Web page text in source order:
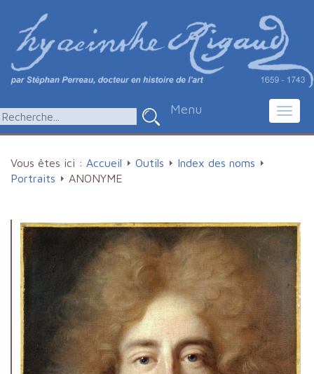
Menu
Vous êtes ici : Accueil Outils
Index des noms
Portraits
ANONYME